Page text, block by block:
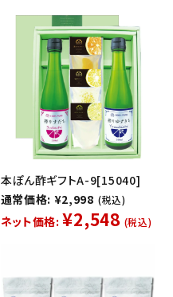
本ぽん酢ギフトA-9[15040]
通常価格: ¥2,998 (税込)
ネット価格: ¥2,548 (税込)